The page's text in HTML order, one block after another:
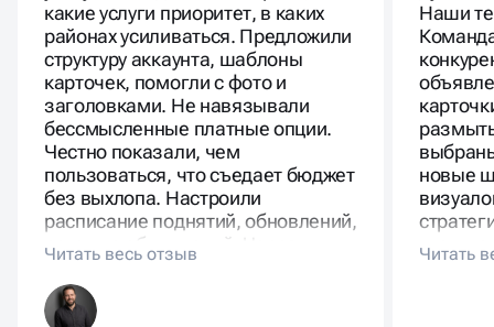
какие услуги приоритет, в каких
районах усиливаться. Предложили
структуру аккаунта, шаблоны
карточек, помогли с фото и
заголовками. Не навязывали
бессмысленные платные опции.
Честно показали, чем
пользоваться, что съедает бюджет
без выхлопа. Настроили
расписание поднятий, обновлений,
ротацию объявлений. Через
недели пошёл стабильный поток
целевых обращений. Люди
приходят по конкретным услугам.
Наши
новые
где и